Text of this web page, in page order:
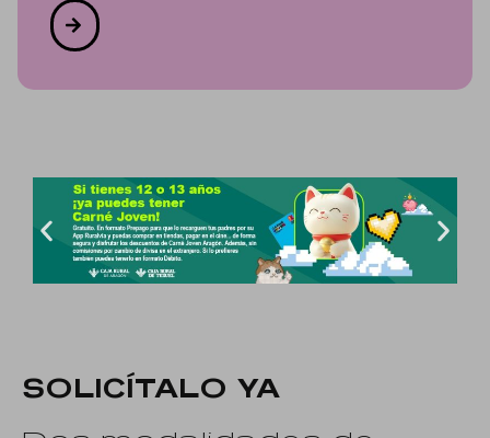
SOLICÍTALO YA